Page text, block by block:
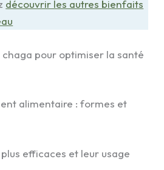
découvrir les autres bienfaits
pour optimiser la santé
alimentaire : formes et
efficaces et leur usage